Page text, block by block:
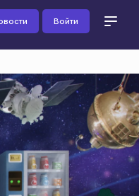
Войти